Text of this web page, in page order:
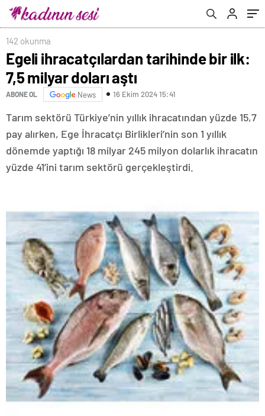
142 okunma
Egeli ihracatçılardan tarihinde bir ilk:
7,5 milyar doları aştı
ABONE OL News 16 Ekim 2024 15:41
Tarım sektörü Türkiye’nin yıllık ihracatından yüzde 15,7
pay alırken, Ege İhracatçı Birlikleri’nin son 1 yıllık
dönemde yaptığı 18 milyar 245 milyon dolarlık ihracatın
yüzde 41’ini tarım sektörü gerçekleştirdi.